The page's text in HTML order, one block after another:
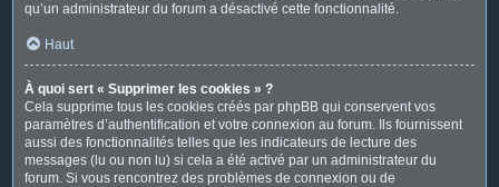
qu’un administrateur du forum a désactivé cette fonctionnalité.
Haut
À quoi sert « Supprimer les cookies » ?
Cela supprime tous les cookies créés par phpBB qui conservent vos
paramètres d’authentification et votre connexion au forum. Ils fournissent
aussi des fonctionnalités telles que les indicateurs de lecture des
messages (lu ou non lu) si cela a été activé par un administrateur du
forum. Si vous rencontrez des problèmes de connexion ou de